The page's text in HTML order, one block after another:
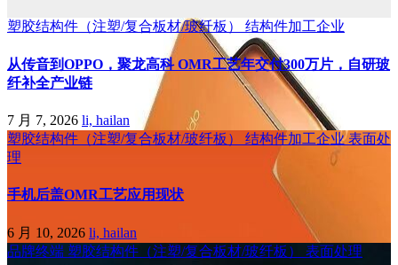
塑胶结构件（注塑/复合板材/玻纤板） 结构件加工企业
从传音到OPPO，聚龙高科 OMR工艺年交付300万片，自研玻
纤补全产业链
7 月 7, 2026 li, hailan
塑胶结构件（注塑/复合板材/玻纤板） 结构件加工企业表面处
理
手机后盖OMR工艺应用现状
6 月 10, 2026 li, hailan
品牌终端 塑胶结构件（注塑/复合板材/玻纤板） 表面处理